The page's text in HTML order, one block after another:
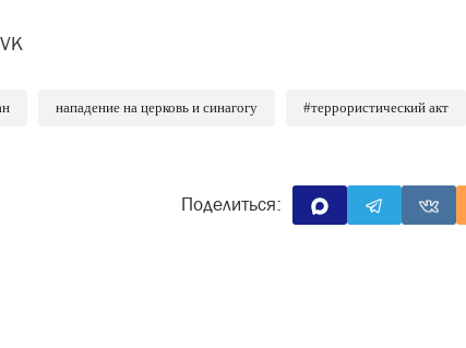
нападение на церковь и синагогу #террористический акт
Поделиться: